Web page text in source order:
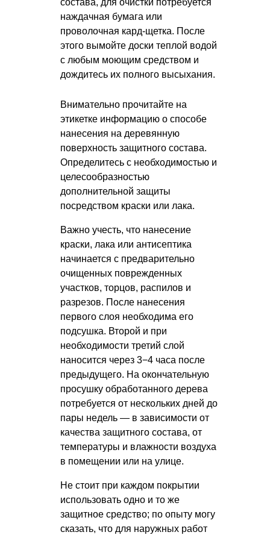
состава, для очистки потребуется
наждачная бумага или
проволочная кард-щетка. После
этого вымойте доски теплой водой
с любым моющим средством и
дождитесь их полного высыхания.
Внимательно прочитайте на
этикетке информацию о способе
нанесения на деревянную
поверхность защитного состава.
Определитесь с необходимостью и
целесообразностью
дополнительной защиты
посредством краски или лака.
Важно учесть, что нанесение
краски, лака или антисептика
начинается с предварительно
очищенных поврежденных
участков, торцов, распилов и
разрезов. После нанесения
первого слоя необходима его
подсушка. Второй и при
необходимости третий слой
наносится через 3−4 часа после
предыдущего. На окончательную
просушку обработанного дерева
потребуется от нескольких дней до
пары недель — в зависимости от
качества защитного состава, от
температуры и влажности воздуха
в помещении или на улице.
Не стоит при каждом покрытии
использовать одно и то же
защитное средство; по опыту могу
сказать, что для наружных работ